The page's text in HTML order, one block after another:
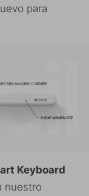
para
Keyboard
nuestro